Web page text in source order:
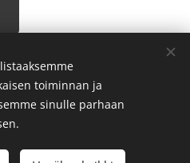
HSKH ry
toiminnan ja
sinulle parhaan